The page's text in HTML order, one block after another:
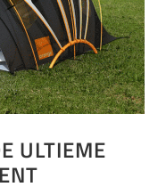
ULTIEME